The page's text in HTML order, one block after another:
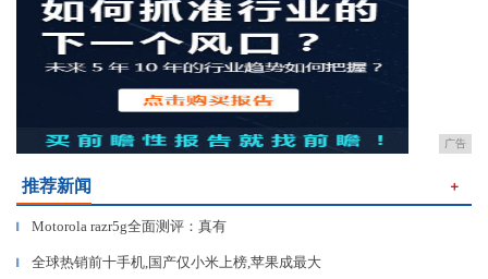
广告
推荐新闻 ＋
▎ Motorola razr5g全面测评：真有
▎ 全球热销前十手机,国产仅小米上榜,苹果成最大